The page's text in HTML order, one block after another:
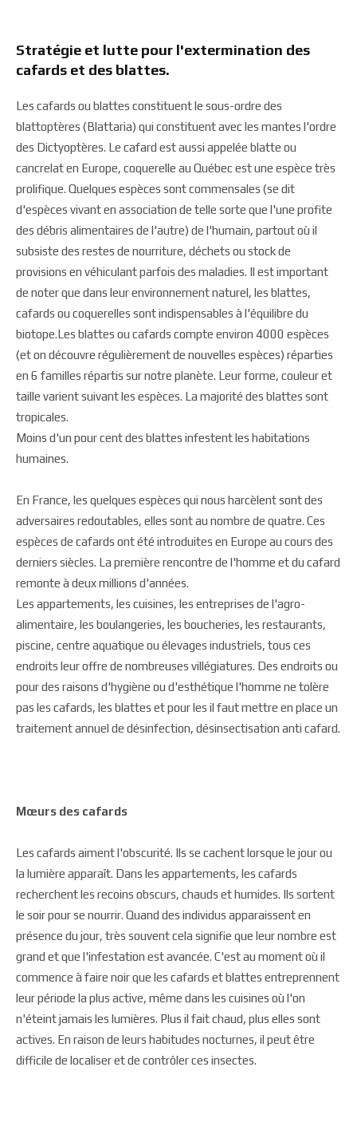
Stratégie et lutte pour l'extermination des
cafards et des blattes.
Les cafards ou blattes constituent le sous-ordre des
blattoptères (Blattaria) qui constituent avec les mantes l'ordre
des Dictyoptères. Le cafard est aussi appelée blatte ou
cancrelat en Europe, coquerelle au Québec est une espèce très
prolifique. Quelques espèces sont commensales (se dit
d'espèces vivant en association de telle sorte que l'une profite
des débris alimentaires de l'autre) de l'humain, partout où il
subsiste des restes de nourriture, déchets ou stock de
provisions en véhiculant parfois des maladies. Il est important
de noter que dans leur environnement naturel, les blattes,
cafards ou coquerelles sont indispensables à l'équilibre du
biotope.Les blattes ou cafards compte environ 4000 espèces
(et on découvre régulièrement de nouvelles espèces) réparties
en 6 familles répartis sur notre planète. Leur forme, couleur et
taille varient suivant les espèces. La majorité des blattes sont
tropicales.
Moins d'un pour cent des blattes infestent les habitations
humaines.
En France, les quelques espèces qui nous harcèlent sont des
adversaires redoutables, elles sont au nombre de quatre. Ces
espèces de cafards ont été introduites en Europe au cours des
derniers siècles. La première rencontre de l'homme et du cafard
remonte à deux millions d'années.
Les appartements, les cuisines, les entreprises de l'agro-
alimentaire, les boulangeries, les boucheries, les restaurants,
piscine, centre aquatique ou élevages industriels, tous ces
endroits leur offre de nombreuses villégiatures. Des endroits ou
pour des raisons d'hygiène ou d'esthétique l'homme ne tolère
pas les cafards, les blattes et pour les il faut mettre en place un
traitement annuel de désinfection, désinsectisation anti cafard.
Mœurs des cafards
Les cafards aiment l'obscurité. Ils se cachent lorsque le jour ou
la lumière apparaît. Dans les appartements, les cafards
recherchent les recoins obscurs, chauds et humides. Ils sortent
le soir pour se nourrir. Quand des individus apparaissent en
présence du jour, très souvent cela signifie que leur nombre est
grand et que l'infestation est avancée. C'est au moment où il
commence à faire noir que les cafards et blattes entreprennent
leur période la plus active, même dans les cuisines où l'on
n'éteint jamais les lumières. Plus il fait chaud, plus elles sont
actives. En raison de leurs habitudes nocturnes, il peut être
difficile de localiser et de contrôler ces insectes.